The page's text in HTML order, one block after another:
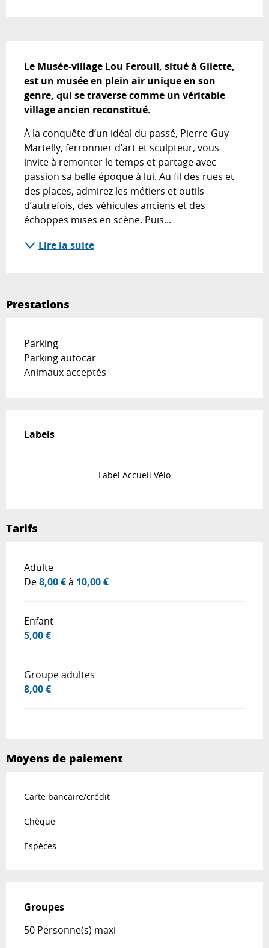
Le Musée-village Lou Ferouil, situé à Gilette,
est un musée en plein air unique en son
genre, qui se traverse comme un véritable
village ancien reconstitué.
À la conquête d’un idéal du passé, Pierre-Guy
Martelly, ferronnier d’art et sculpteur, vous
invite à remonter le temps et partage avec
passion sa belle époque à lui. Au fil des rues et
des places, admirez les métiers et outils
d’autrefois, des véhicules anciens et des
échoppes mises en scène. Puis...
Lire la suite
Prestations
Parking
Parking autocar
Animaux acceptés
Labels
Labels
Label Accueil Vélo
Tarifs
Tarifs 2026
Adulte
De8,00 €à 10,00 €
Enfant
5,00 €
Groupe adultes
8,00 €
Moyens de paiement
Carte bancaire/crédit
Chèque
Espèces
Groupes
Groupes
50 Personne(s) maxi